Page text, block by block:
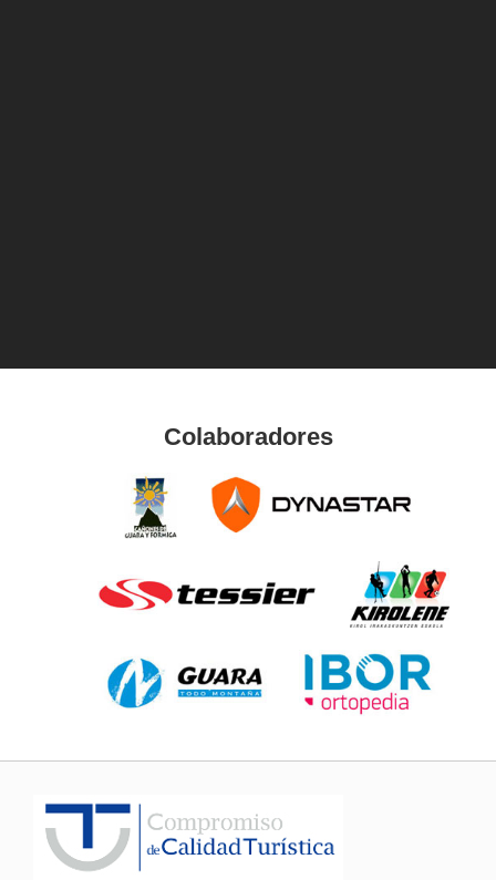
Colaboradores